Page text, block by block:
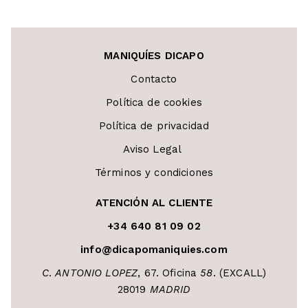
MANIQUÍES DICAPO
Contacto
Política de cookies
Política de privacidad
Aviso Legal
Términos y condiciones
ATENCIÓN AL CLIENTE
+34 640 81 09 02
info@dicapomaniquies.com
C.ANTONIO LOPEZ, 67. Oficina 58. (EXCALL)
28019 MADRID